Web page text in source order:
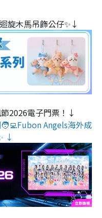
旋木⾺吊飾公仔✨↓
2026電子門票！↓
Angels海外成
↓